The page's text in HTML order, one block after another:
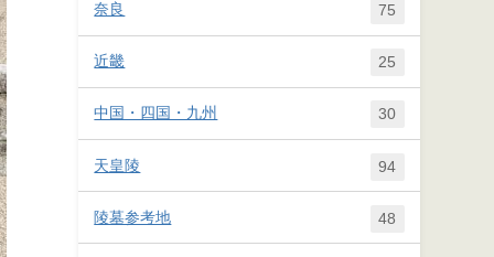
奈良 75
近畿 25
中国・四国・九州 30
天皇陵 94
陵墓参考地 48